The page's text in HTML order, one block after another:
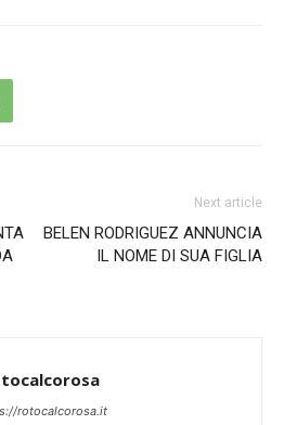
Next article
BELEN RODRIGUEZ ANNUNCIA
IL NOME DI SUA FIGLIA
rotocalcorosa.it